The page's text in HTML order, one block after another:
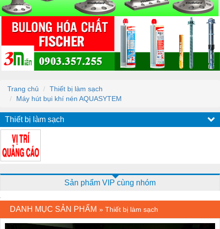
Trang chủ
Thiết bị làm sạch
Máy hút bụi khí nén AQUASYTEM
Thiết bị làm sạch
Sản phẩm VIP cùng nhóm
DANH MỤC SẢN PHẨM » Thiết bị làm sạch